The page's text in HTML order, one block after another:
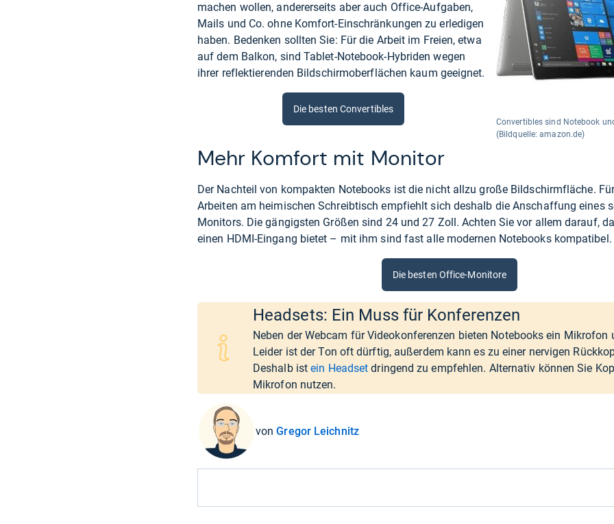
Convertibles sind Notebook
(Bildquelle: amazon.de)
machen wollen, andererseits aber auch Office-Aufgaben,
Mails und Co. ohne Komfort-Einschränkungen zu erledigen
haben. Bedenken sollten Sie: Für die Arbeit im Freien, etwa
auf dem Balkon, sind Tablet-Notebook-Hybriden wegen
ihrer reflektierenden Bildschirmoberflächen kaum geeignet.
Die besten Convertibles
Mehr Komfort mit Monitor
Der Nachteil von kompakten Notebooks ist die nicht allzu große Bildschirmfläche.
Arbeiten am heimischen Schreibtisch empfiehlt sich deshalb die Anschaffung eines
Monitors. Die gängigsten Größen sind 24 und 27 Zoll. Achten Sie vor allem darauf,
einen HDMI-Eingang bietet – mit ihm sind fast alle modernen Notebooks kompatibel.
Die besten Office-Monitore
Headsets: Ein Muss für Konferenzen
Neben der Webcam für Videokonferenzen bieten Notebooks ein Mikrofon
Leider ist der Ton oft dürftig, außerdem kann es zu einer nervigen
Deshalb istein Headset dringend zu empfehlen. Alternativ können Sie
Mikrofon nutzen.
vonGregor Leichnitz